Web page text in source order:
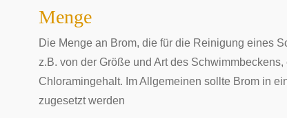
Menge
Die Menge an Brom, die für die Reinigung eines
z.B. von der Größe und Art des
Chloramingehalt. Im Allgemeinen sollte Brom in
zugesetzt werden